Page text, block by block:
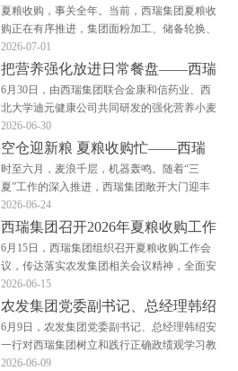
底盘
夏粮收购，事关全年。当前，西瑞集团夏粮收
购正在有序推进，集团面粉加工、储备轮换、
粮食贸易三大板块多点发力、高效衔接，全力
夺取夏粮收购攻坚战主动权。面粉加工板块：
以收保产，筑牢粮头食尾收购链直通生产链，
原粮稳则加工稳。集团各面粉工厂把夏粮收购
视为全年原料保供…
2026-07-01
把营养强化放进日常餐盘——西瑞
集团召开活性叶酸面粉试吃启动会
6月30日，由西瑞集团联合金康和信药业、西
北大学迪元健康公司共同研发的强化营养小麦
粉——活性叶酸面粉正式进入重点人群试吃与
健康数据采集阶段，一场将营养健康“端上”餐
桌的启动会正式拉开帷幕。 随着“健康中国”战
略的深入推进，如何让营养摄入更精准、更便
捷，已…
2026-06-30
空仓迎新粮 夏粮收购忙——西瑞
集团夏粮收购有序开展
时至六月，麦浪千层，机器轰鸣。随着“三
夏”工作的深入推进，西瑞集团敞开大门迎丰
收，全面开启2026年夏粮收购工作。敞开收购
尽管来送 为确保夏粮收购高效开展，西瑞集
团实施“早动员、早部署、早启动”策略，对所
有输送设备、检化验仪器进行检修与校准，48
万吨仓容“…
2026-06-24
西瑞集团召开2026年夏粮收购工作
会议
6月15日，西瑞集团组织召开夏粮收购工作会
议，传达落实农发集团相关会议精神，全面安
排部署本年度夏粮收购各项工作。西瑞集团党
委书记、董事长、总经理樊健出席会议并讲
话，总会计师郭晓凤主持会议。 会议分析了
2026年小麦产区情况及市场形势，宣读了集团
夏粮收购工作方…
2026-06-15
农发集团党委副书记、总经理韩绍
安一行到西瑞集团调研督导树立和
践行正确政绩观学习教育
6月9日，农发集团党委副书记、总经理韩绍安
一行对西瑞集团树立和践行正确政绩观学习教
育进行调研督导。西瑞集团党委书记、董事
2026-06-09